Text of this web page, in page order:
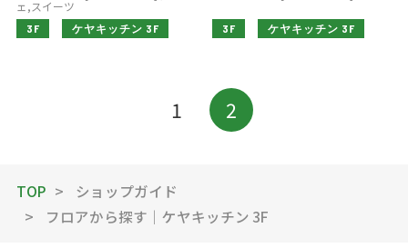
ェ,スイーツ
3F ケヤキッチン 3F 3F ケヤキッチン 3F
1 2
TOP
ショップガイド
フロアから探す｜ケヤキッチン 3F